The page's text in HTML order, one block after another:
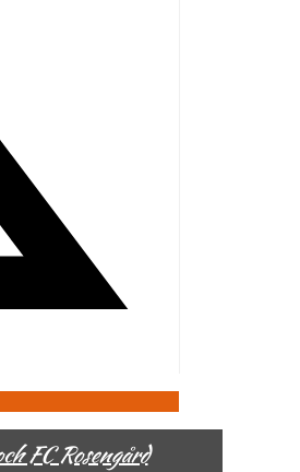
FC Rosengård